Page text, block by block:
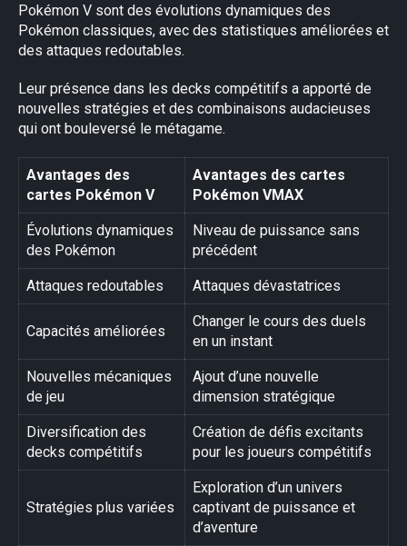
Pokémon V sont des évolutions dynamiques des
Pokémon classiques, avec des statistiques améliorées et
des attaques redoutables.
Leur présence dans les decks compétitifs a apporté de
nouvelles stratégies et des combinaisons audacieuses
qui ont bouleversé le métagame.
Avantages des
cartes Pokémon V
Avantages des cartes
Pokémon VMAX
Évolutions dynamiques
des Pokémon
Niveau de puissance sans
précédent
Attaques redoutables Attaques dévastatrices
Capacités améliorées
Changer le cours des duels
en un instant
Nouvelles mécaniques
de jeu
Ajout d’une nouvelle
dimension stratégique
Diversification des
decks compétitifs
Création de défis excitants
pour les joueurs compétitifs
Stratégies plus variées
Exploration d’un univers
captivant de puissance et
d’aventure